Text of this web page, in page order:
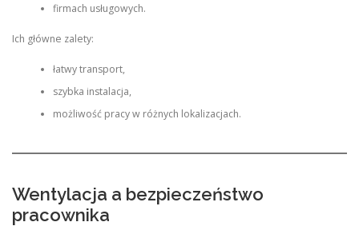
firmach usługowych.
Ich główne zalety:
łatwy transport,
szybka instalacja,
możliwość pracy w różnych lokalizacjach.
Wentylacja a bezpieczeństwo
pracownika